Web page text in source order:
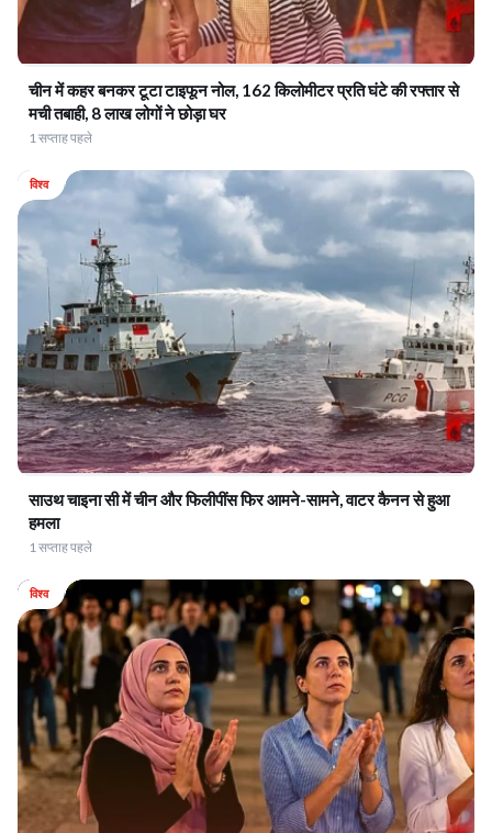
चीन में कहर बनकर टूटा टाइफून नोल, 162 किलोमीटर प्रति घंटे की रफ्तार से
मची तबाही, 8 लाख लोगों ने छोड़ा घर
1 सप्ताह पहले
विश्व
साउथ चाइना सी में चीन और फिलीपींस फिर आमने-सामने, वाटर कैनन से हुआ
हमला
1 सप्ताह पहले
विश्व